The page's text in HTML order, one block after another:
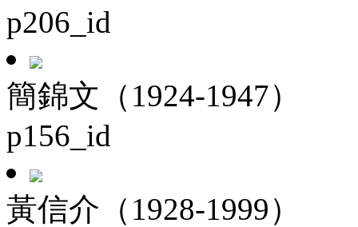
p206_id
簡錦文（1924-1947）
p156_id
黃信介（1928-1999）